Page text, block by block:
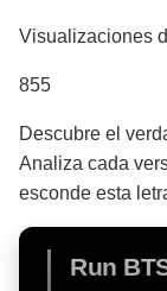
Visualizaciones
855
Descubre el
Analiza cada
esconde esta
Run